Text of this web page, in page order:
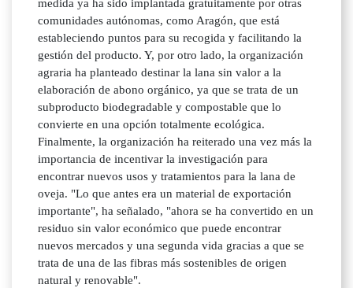
medida ya ha sido implantada gratuitamente por otras
comunidades autónomas, como Aragón, que está
estableciendo puntos para su recogida y facilitando la
gestión del producto. Y, por otro lado, la organización
agraria ha planteado destinar la lana sin valor a la
elaboración de abono orgánico, ya que se trata de un
subproducto biodegradable y compostable que lo
convierte en una opción totalmente ecológica.
Finalmente, la organización ha reiterado una vez más la
importancia de incentivar la investigación para
encontrar nuevos usos y tratamientos para la lana de
oveja. "Lo que antes era un material de exportación
importante", ha señalado, "ahora se ha convertido en un
residuo sin valor económico que puede encontrar
nuevos mercados y una segunda vida gracias a que se
trata de una de las fibras más sostenibles de origen
natural y renovable".